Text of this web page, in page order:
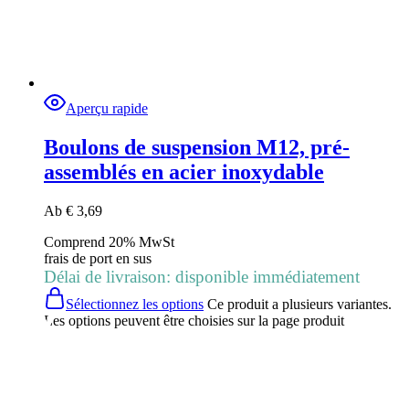
Aperçu rapide
Boulons de suspension M12, pré-
assemblés en acier inoxydable
Ab € 3,69
Comprend 20% MwSt
frais de port en sus
Délai de livraison: disponible immédiatement
Sélectionnez les options Ce produit a plusieurs variantes.
Les options peuvent être choisies sur la page produit